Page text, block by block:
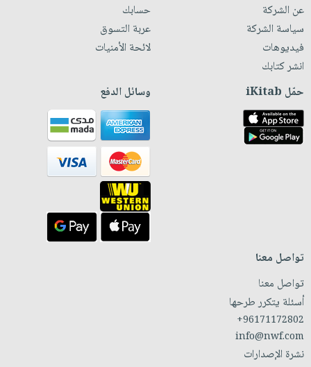
عن الشركة
سياسة الشركة
فيديوهات
انشر كتابك
حسابك
عربة التسوق
لائحة الأمنيات
حمّل iKitab وسائل الدفع
تواصل معنا
تواصل معنا
أسئلة يتكرر طرحها
+96171172802
info@nwf.com
نشرة الإصدارات